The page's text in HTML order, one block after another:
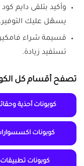
وأكيد بتلقى دايم
يسهّل عليك التوفير.
قسيمة شراء
تستفيد زيادة.
تصفح أقسام كل
كوبونات أحذية
كوبونات
كوبونات تطبيقات